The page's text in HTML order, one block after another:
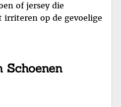
of jersey die
irriteren op de gevoelige
Schoenen